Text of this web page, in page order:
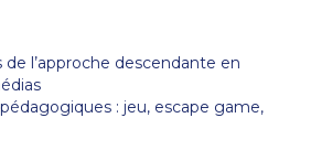
l’approche descendante en
: jeu, escape game,